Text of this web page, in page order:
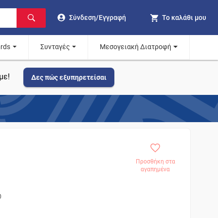
Σύνδεση/Εγγραφή Το καλάθι μου
Συνταγές Μεσογειακή Διατροφή
Δες πώς εξυπηρετείσαι
Προσθήκη στα
αγαπημένα